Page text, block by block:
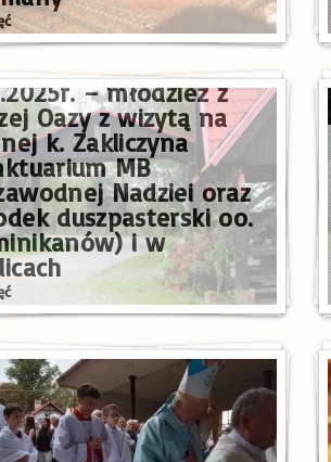
– młodzież z
Oazy z wizytą na
k. Zakliczyna
MB
Nadziei oraz
duszpasterski oo.
i w